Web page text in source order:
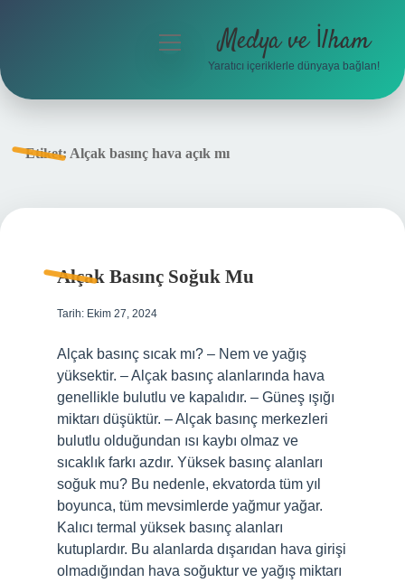
menüyü
Medya ve İlham
Yaratıcı içeriklerle dünyaya bağlan!
Etiket: Alçak basınç hava açık mı
Alçak Basınç Soğuk Mu
Tarih: Ekim 27, 2024
Alçak basınç sıcak mı? – Nem ve yağış
yüksektir. – Alçak basınç alanlarında hava
genellikle bulutlu ve kapalıdır. – Güneş ışığı
miktarı düşüktür. – Alçak basınç merkezleri
bulutlu olduğundan ısı kaybı olmaz ve
sıcaklık farkı azdır. Yüksek basınç alanları
soğuk mu? Bu nedenle, ekvatorda tüm yıl
boyunca, tüm mevsimlerde yağmur yağar.
Kalıcı termal yüksek basınç alanları
kutuplardır. Bu alanlarda dışarıdan hava girişi
olmadığından hava soğuktur ve yağış miktarı